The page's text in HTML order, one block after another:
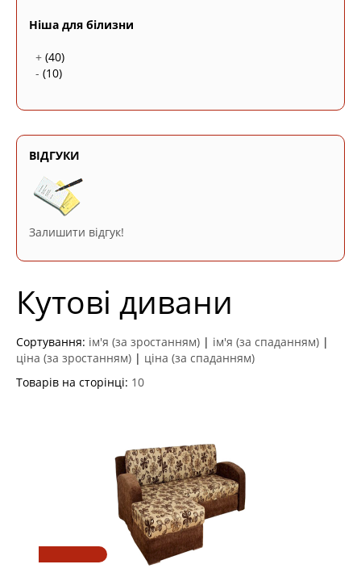
Ніша для білизни
+ (40)
- (10)
ВІДГУКИ
Залишити відгук!
Кутові дивани
Сортування: ім'я (за зростанням) | ім'я (за спаданням) |
ціна (за зростанням) | ціна (за спаданням)
Товарів на сторінці: 10